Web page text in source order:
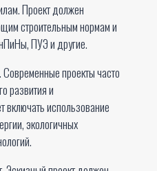
Проект должен
строительным нормам и
ПУЭ и другие.
проекты часто
развития и
включать использование
экологичных